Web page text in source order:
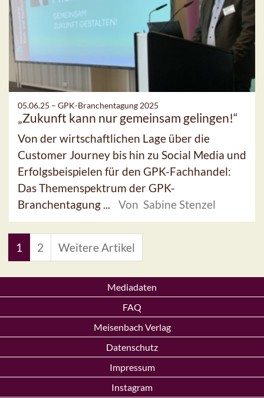
05.06.25 – GPK-Branchentagung 2025
„Zukunft kann nur gemeinsam gelingen!“
Von der wirtschaftlichen Lage über die
Customer Journey bis hin zu Social Media und
Erfolgsbeispielen für den GPK-Fachhandel:
Das Themenspektrum der GPK-
Branchentagung ...
Von Sabine Stenzel
1 2 Weitere Artikel
Mediadaten
FAQ
Meisenbach Verlag
Datenschutz
Impressum
Instagram